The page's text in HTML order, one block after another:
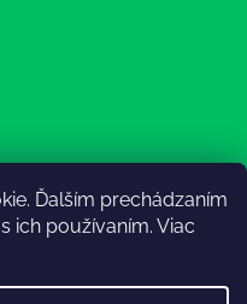
Ďalším prechádzaním
ich používaním. Viac